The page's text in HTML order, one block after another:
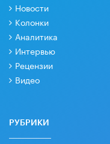
Новости
Колонки
Аналитика
Интервью
Рецензии
Видео
РУБРИКИ